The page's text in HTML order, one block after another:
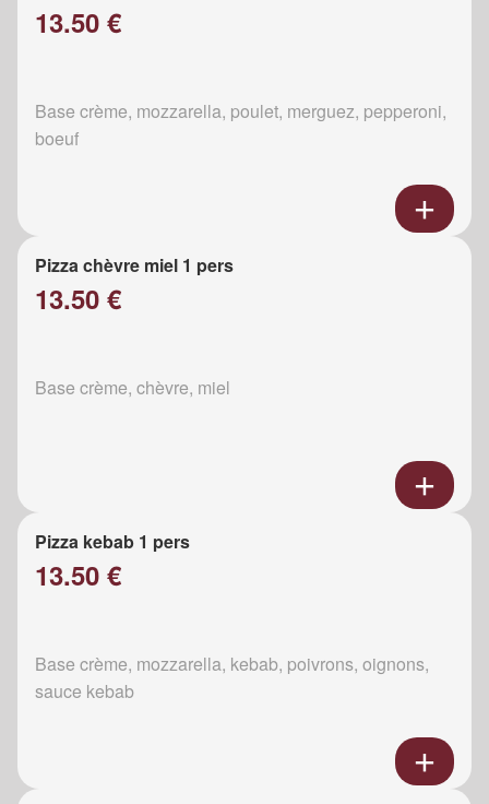
13.50 €
Base crème, mozzarella, poulet, merguez, pepperoni,
boeuf
Pizza chèvre miel 1 pers
13.50 €
Base crème, chèvre, miel
Pizza kebab 1 pers
13.50 €
Base crème, mozzarella, kebab, poivrons, oignons,
sauce kebab